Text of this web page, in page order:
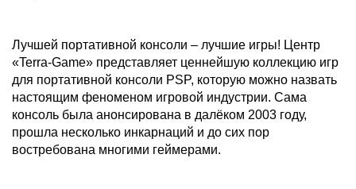
Лучшей портативной консоли – лучшие игры! Центр
«Terra-Game» представляет ценнейшую коллекцию игр
для портативной консоли PSP, которую можно назвать
настоящим феноменом игровой индустрии. Сама
консоль была анонсирована в далёком 2003 году,
прошла несколько инкарнаций и до сих пор
востребована многими геймерами.